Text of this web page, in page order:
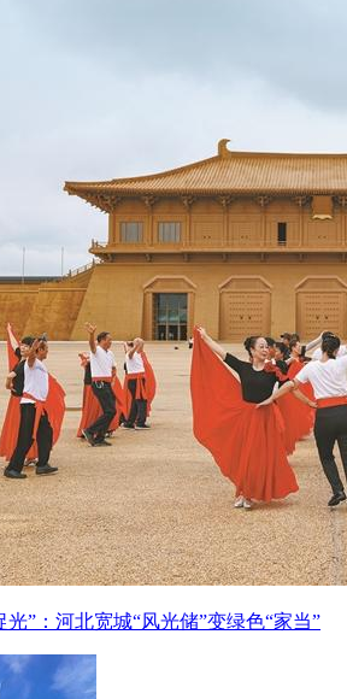
光”：河北宽城“风光储”变绿色“家当”